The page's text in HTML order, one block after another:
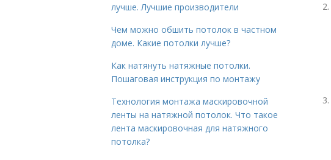
лучше. Лучшие производители
Чем можно обшить потолок в частном
доме. Какие потолки лучше?
Как натянуть натяжные потолки.
Пошаговая инструкция по монтажу
Технология монтажа маскировочной
ленты на натяжной потолок. Что такое
лента маскировочная для натяжного
потолка?